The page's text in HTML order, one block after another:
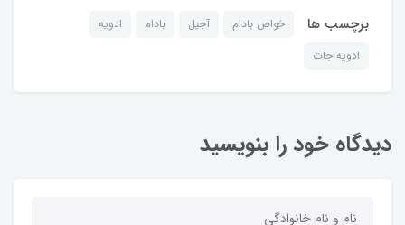
برچسب ها خواص بادام آجیل بادام
ادویه
ادویه جات
دیدگاه خود را بنویسید